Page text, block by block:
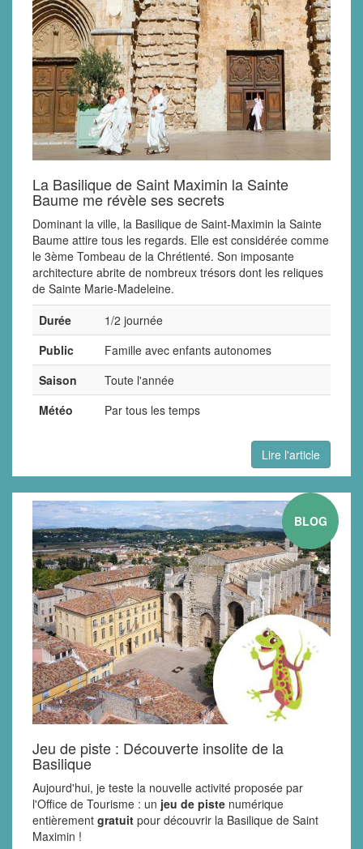
La Basilique de Saint Maximin la Sainte
Baume me révèle ses secrets
Dominant la ville, la Basilique de Saint-Maximin la Sainte
Baume attire tous les regards. Elle est considérée comme
le 3ème Tombeau de la Chrétienté. Son imposante
architecture abrite de nombreux trésors dont les reliques
de Sainte Marie-Madeleine.
Durée
1/2 journée
Public
Famille avec enfants autonomes
Saison
Toute l'année
Météo
Par tous les temps
Lire l'article
BLOG
Jeu de piste : Découverte insolite de la
Basilique
Aujourd'hui, je teste la nouvelle activité proposée par
l'Office de Tourisme : un jeu de piste numérique
entièrement gratuit pour découvrir la Basilique de Saint
Maximin !